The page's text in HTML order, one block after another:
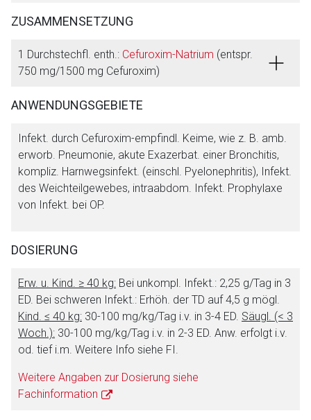
ZUSAMMENSETZUNG
1 Durchstechfl. enth.: Cefuroxim-Natrium (entspr.
750 mg/1500 mg Cefuroxim)
ANWENDUNGSGEBIETE
Infekt. durch Cefuroxim-empfindl. Keime, wie z. B. amb.
erworb. Pneumonie, akute Exazerbat. einer Bronchitis,
kompliz. Harnwegsinfekt. (einschl. Pyelonephritis), Infekt.
des Weichteilgewebes, intraabdom. Infekt. Prophylaxe
von Infekt. bei OP.
DOSIERUNG
Erw. u. Kind. ≥ 40 kg: Bei unkompl. Infekt.: 2,25 g/Tag in 3
ED. Bei schweren Infekt.: Erhöh. der TD auf 4,5 g mögl.
Kind. ≤ 40 kg: 30-100 mg/kg/Tag i.v. in 3-4 ED. Säugl. (< 3
Woch.): 30-100 mg/kg/Tag i.v. in 2-3 ED. Anw. erfolgt i.v.
od. tief i.m. Weitere Info siehe FI.
Weitere Angaben zur Dosierung siehe
Fachinformation